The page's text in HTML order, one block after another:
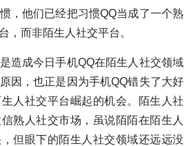
，他们已经把习惯QQ当成了一个熟
，而非陌生人社交平台。
造成今日手机QQ在陌生人社交领域
因，也正是因为手机QQ错失了大好
人社交平台崛起的机会。陌生人社
熟人社交市场，虽说陌陌在陌生人
但眼下的陌生人社交领域还远远没